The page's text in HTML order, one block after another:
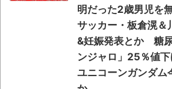
明だった2歳男児を
サッカー・板倉滉＆
&妊娠発表とか 糖
ンジャロ」25％値
ユニコーンガンダム